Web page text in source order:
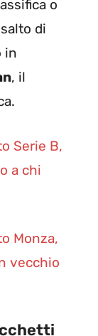
o
di
in
, il
Serie B,
a chi
Monza,
vecchio